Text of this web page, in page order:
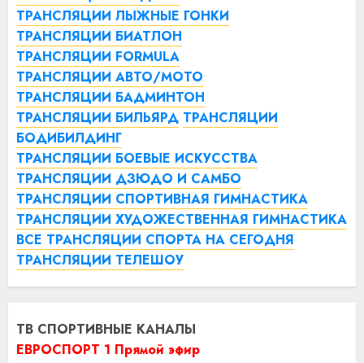
ТРАНСЛЯЦИИ ЛЫЖНЫЕ ГОНКИ
ТРАНСЛЯЦИИ БИАТЛОН
ТРАНСЛЯЦИИ FORMULA
ТРАНСЛЯЦИИ АВТО/МОТО
ТРАНСЛЯЦИИ БАДМИНТОН
ТРАНСЛЯЦИИ БИЛЬЯРД ТРАНСЛЯЦИИ
БОДИБИЛДИНГ
ТРАНСЛЯЦИИ БОЕВЫЕ ИСКУССТВА
ТРАНСЛЯЦИИ ДЗЮДО И САМБО
ТРАНСЛЯЦИИ СПОРТИВНАЯ ГИМНАСТИКА
ТРАНСЛЯЦИИ ХУДОЖЕСТВЕННАЯ ГИМНАСТИКА
ВСЕ ТРАНСЛЯЦИИ СПОРТА НА СЕГОДНЯ
ТРАНСЛЯЦИИ ТЕЛЕШОУ
ТВ СПОРТИВНЫЕ КАНАЛЫ
ЕВРОСПОРТ 1 Прямой эфир